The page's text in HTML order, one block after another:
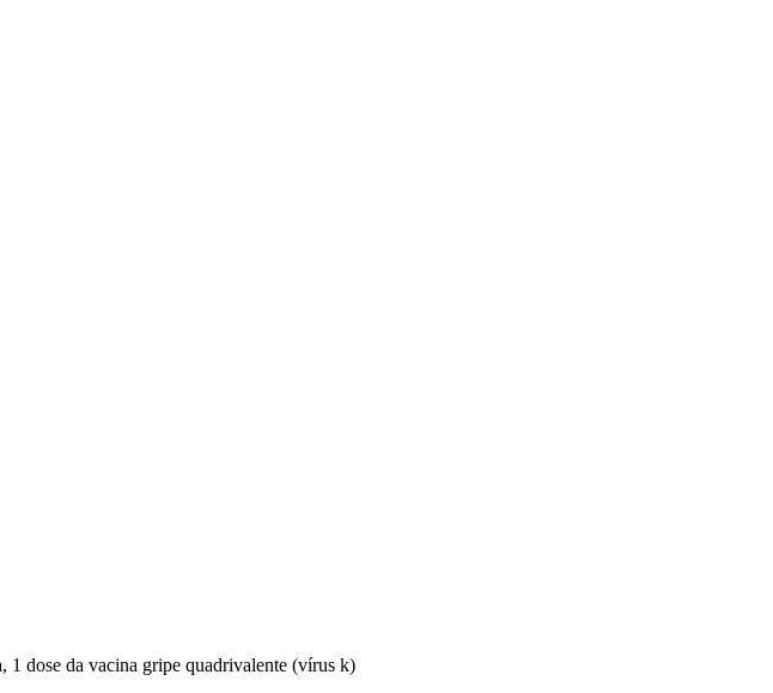
1 dose da vacina gripe quadrivalente (vírus k)